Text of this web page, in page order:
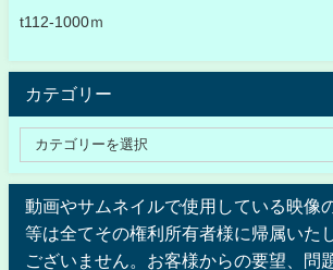
t112-1000ｍ
カテゴリー
動画やサムネイルで使用している映像
等は全てその権利所有者様に帰属いた
ございません。お客様からの要望、問